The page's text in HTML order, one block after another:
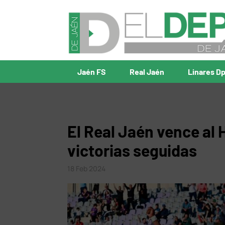
Jaén FS Real Jaén Linares
El Real Jaén vence al
victorias seguidas